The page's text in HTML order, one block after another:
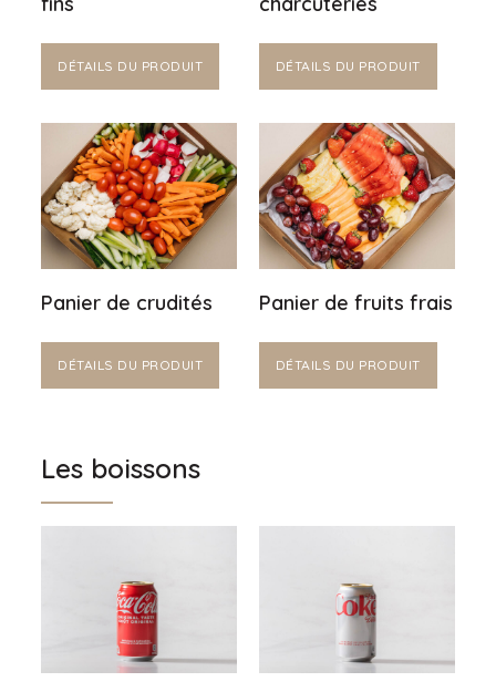
DÉTAILS DU PRODUIT DÉTAILS DU PRODUIT
Panier de crudités
DÉTAILS DU PRODUIT
Panier de fruits frais
DÉTAILS DU PRODUIT
Les boissons